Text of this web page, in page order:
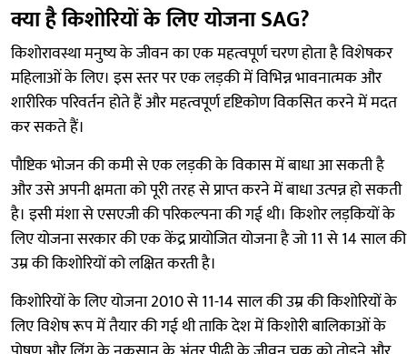
क्या है किशोरियों के लिए योजना SAG?
किशोरावस्था मनुष्य के जीवन का एक महत्वपूर्ण चरण होता है विशेषकर
महिलाओं के लिए। इस स्तर पर एक लड़की में विभिन्न भावनात्मक और
शारीरिक परिवर्तन होते हैं और महत्वपूर्ण दृष्टिकोण विकसित करने में मदत
कर सकते हैं।
पौष्टिक भोजन की कमी से एक लड़की के विकास में बाधा आ सकती है
और उसे अपनी क्षमता को पूरी तरह से प्राप्त करने में बाधा उत्पन्न हो सकती
है। इसी मंशा से एसएजी की परिकल्पना की गई थी। किशोर लड़कियों के
लिए योजना सरकार की एक केंद्र प्रायोजित योजना है जो 11 से 14 साल की
उम्र की किशोरियों को लक्षित करती है।
किशोरियों के लिए योजना 2010 से 11-14 साल की उम्र की किशोरियों के
लिए विशेष रूप में तैयार की गई थी ताकि देश में किशोरी बालिकाओं के